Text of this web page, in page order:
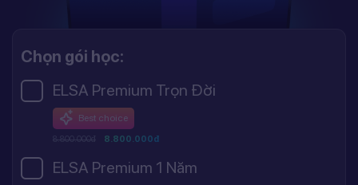
Chọn gói học:
ELSA Premium Trọn Đời
Best choice
8.800.000đ 8.800.000đ
ELSA Premium 1 Năm